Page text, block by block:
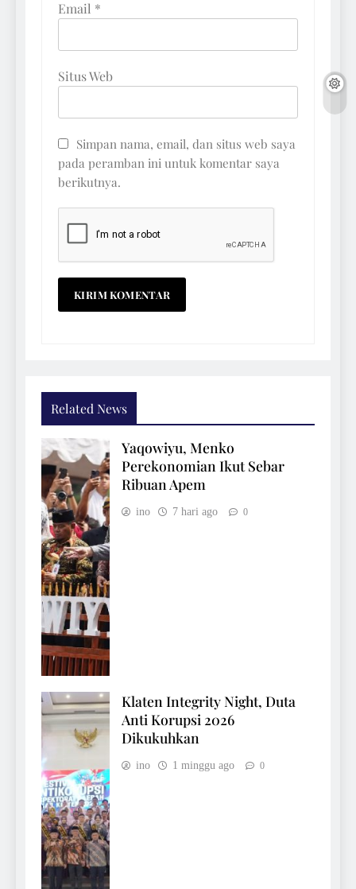
Email *
Situs Web
Simpan nama, email, dan situs web saya
pada peramban ini untuk komentar saya
berikutnya.
Related News
Yaqowiyu, Menko
Perekonomian Ikut Sebar
Ribuan Apem
ino 7 hari ago 0
Klaten Integrity Night, Duta
Anti Korupsi 2026
Dikukuhkan
ino 1 minggu ago 0